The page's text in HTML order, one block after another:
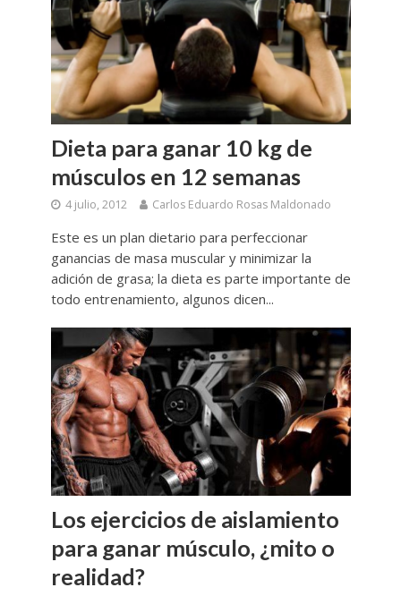
Dieta para ganar 10 kg de
músculos en 12 semanas
4 julio, 2012 Carlos Eduardo Rosas Maldonado
Este es un plan dietario para perfeccionar
ganancias de masa muscular y minimizar la
adición de grasa; la dieta es parte importante de
todo entrenamiento, algunos dicen...
Los ejercicios de aislamiento
para ganar músculo, ¿mito o
realidad?